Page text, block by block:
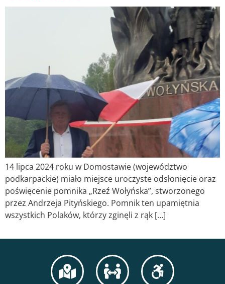
14 lipca 2024 roku w Domostawie (województwo
podkarpackie) miało miejsce uroczyste odsłonięcie oraz
poświęcenie pomnika „Rzeź Wołyńska”, stworzonego
przez Andrzeja Pityńskiego. Pomnik ten upamiętnia
wszystkich Polaków, którzy zginęli z rąk […]